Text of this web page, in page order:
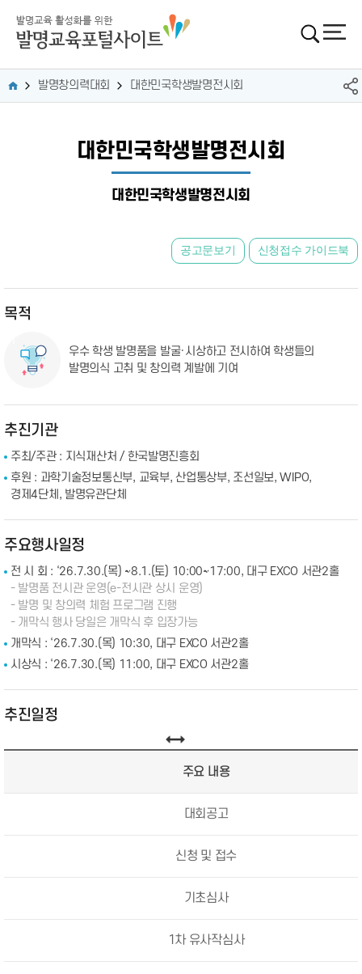
발명창의력대회 대한민국학생발명전시회
대한민국학생발명전시회
대한민국학생발명전시회
공고문보기 신청접수 가이드북
목적
우수 학생 발명품을 발굴·시상하고 전시하여 학생들의
발명의식 고취 및 창의력 계발에 기여
추진기관
주최/주관 : 지식재산처 / 한국발명진흥회
후원 : 과학기술정보통신부, 교육부, 산업통상부, 조선일보, WIPO,
경제4단체, 발명유관단체
주요행사일정
전 시 회 : ‘26.7.30.(목) ~8.1.(토) 10:00~17:00, 대구 EXCO 서관2홀
- 발명품 전시관 운영(e-전시관 상시 운영)
- 발명 및 창의력 체험 프로그램 진행
- 개막식 행사 당일은 개막식 후 입장가능
개막식 : ‘26.7.30.(목) 10:30, 대구 EXCO 서관2홀
시상식 : ‘26.7.30.(목) 11:00, 대구 EXCO 서관2홀
추진일정
주요 내용
대회공고
신청 및 접수
기초심사
1차 유사작심사